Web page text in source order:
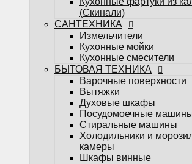
Микроволновые печи
Телевизоры
СИСТЕМЫ ВЁДЕР
РЕЙЛИНГОВЫЕ СИСТЕМЫ
МЕБЕЛЬНЫЕ РУЧКИ
ПРОФИЛЬ - РУЧКИ
РУЧКИ - СКОБЫ
РУЧКИ - РАКОВИНЫ
РУЧКИ - РЕЙЛИНГИ
РУЧКИ - КНОПКИ
РУЧКИ-КАПЛИ
МЕБЕЛЬНЫЕ КРЮЧКИ
Поддоны под мойку
Посудосушители
(Скинали)
САНТЕХНИКА
Измельчители
Кухонные мойки
Кухонные смесители
БЫТОВАЯ ТЕХНИКА
Варочные поверхности
Вытяжки
Духовые шкафы
Посудомоечные
Стиральные машины
Холодильники и
камеры
Шкафы винные